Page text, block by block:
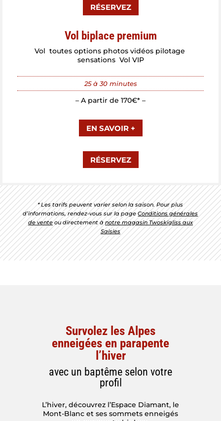
RÉSERVEZ
Vol biplace premium
Vol toutes options photos vidéos pilotage
sensations Vol VIP
25 à 30 minutes
– A partir de 170€* –
EN SAVOIR +
RÉSERVEZ
* Les tarifs peuvent varier selon la saison. Pour plus
d’informations, rendez-vous sur la pageConditions générales
de venteou directement ànotre magasin Twoskigliss aux
Saisies
Survolez les Alpes
enneigées en parapente
l’hiver
avec un baptême selon votre
profil
L’hiver, découvrez l’Espace Diamant, le
Mont-Blanc et ses sommets enneigés